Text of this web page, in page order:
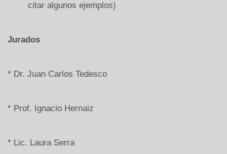
citar algunos ejemplos)
Jurados
* Dr. Juan Carlos Tedesco
* Prof. Ignacio Hernaiz
* Lic. Laura Serra